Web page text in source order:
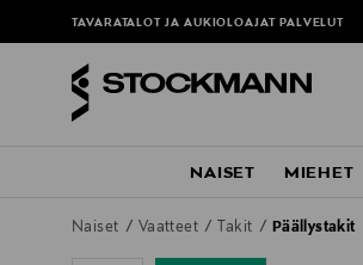
TAVARATALOT JA AUKIOLOAJAT PALVELUT
NAISET MIEHET
Naiset Vaatteet Takit Päällystakit